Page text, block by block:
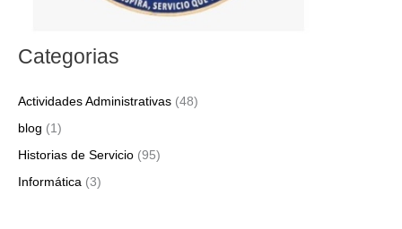
Categorias
Actividades Administrativas (48)
blog (1)
Historias de Servicio (95)
Informática (3)